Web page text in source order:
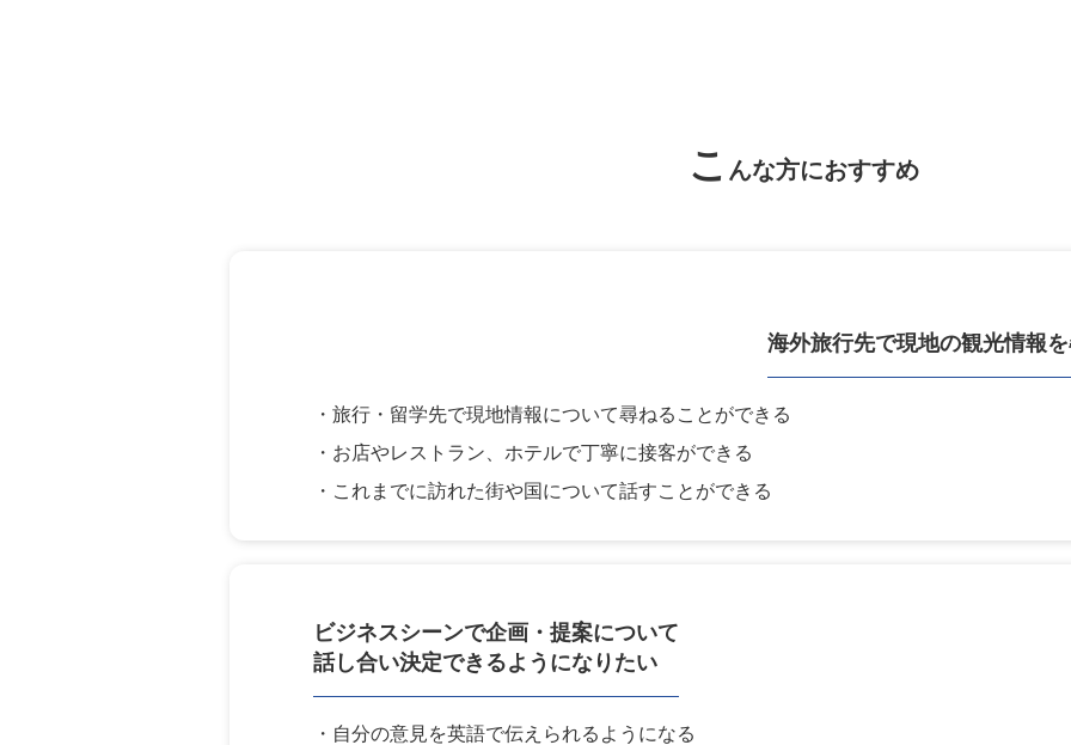
こ んな方におすすめ
海外旅行先で現地の観光情報
・旅行・留学先で現地情報について尋ねることができる
・お店やレストラン、ホテルで丁寧に接客ができる
・これまでに訪れた街や国について話すことができる
ビジネスシーンで企画・提案について
話し合い決定できるようになりたい
・自分の意見を英語で伝えられるようになる